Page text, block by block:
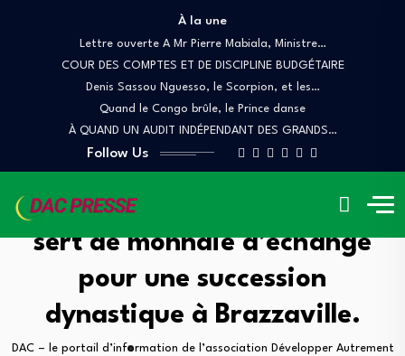
À la une
Lettre ouverte A Mr Pierre Mabiala, Ministre…
COUR DES COMPTES ET DE DISCIPLINE BUDGÉTAIRE
Denis Sassou Nguesso, le Scorpion, et les…
Quand le Congo brûle, le Prince danse
À QUAND UN AUDIT INDÉPENDANT DES GRANDS…
Follow Us
Comment la chute de Kinshasa
sert de monnaie d’échange
pour une succession
dynastique à Brazzaville.
DAC – le portail d’information de l’association Développer Autrement